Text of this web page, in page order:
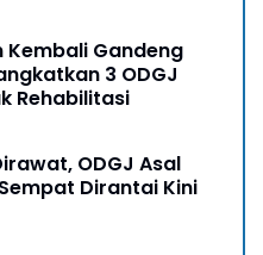
Kembali Gandeng
3 ODGJ
Rehabilitasi
ODGJ Asal
Dirantai Kini